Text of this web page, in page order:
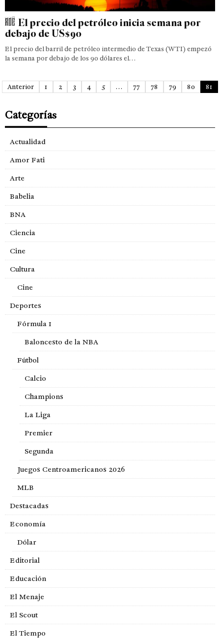
El precio del petróleo inicia semana por
debajo de US$90
El precio del barril de petróleo intermedio de Texas (WTI) empezó
la semana por debajo de los 90 dólares el…
Anterior 1 2 3 4 5 … 77 78 79 80 81
Categorías
Actualidad
Amor Fati
Arte
Babelia
BNA
Ciencia
Cine
Cultura
Cine
Deportes
Fórmula 1
Baloncesto de la NBA
Fútbol
Calcio
Champions
La Liga
Premier
Segunda
Juegos Centroamericanos 2026
MLB
Destacadas
Economía
Dólar
Editorial
Educación
El Menaje
El Scout
El Tiempo